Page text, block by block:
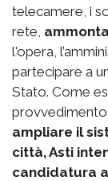
telecamere, i
rete,
l'opera,
partecipare a
Stato. Come
ampliare il
città, Asti
candidatura